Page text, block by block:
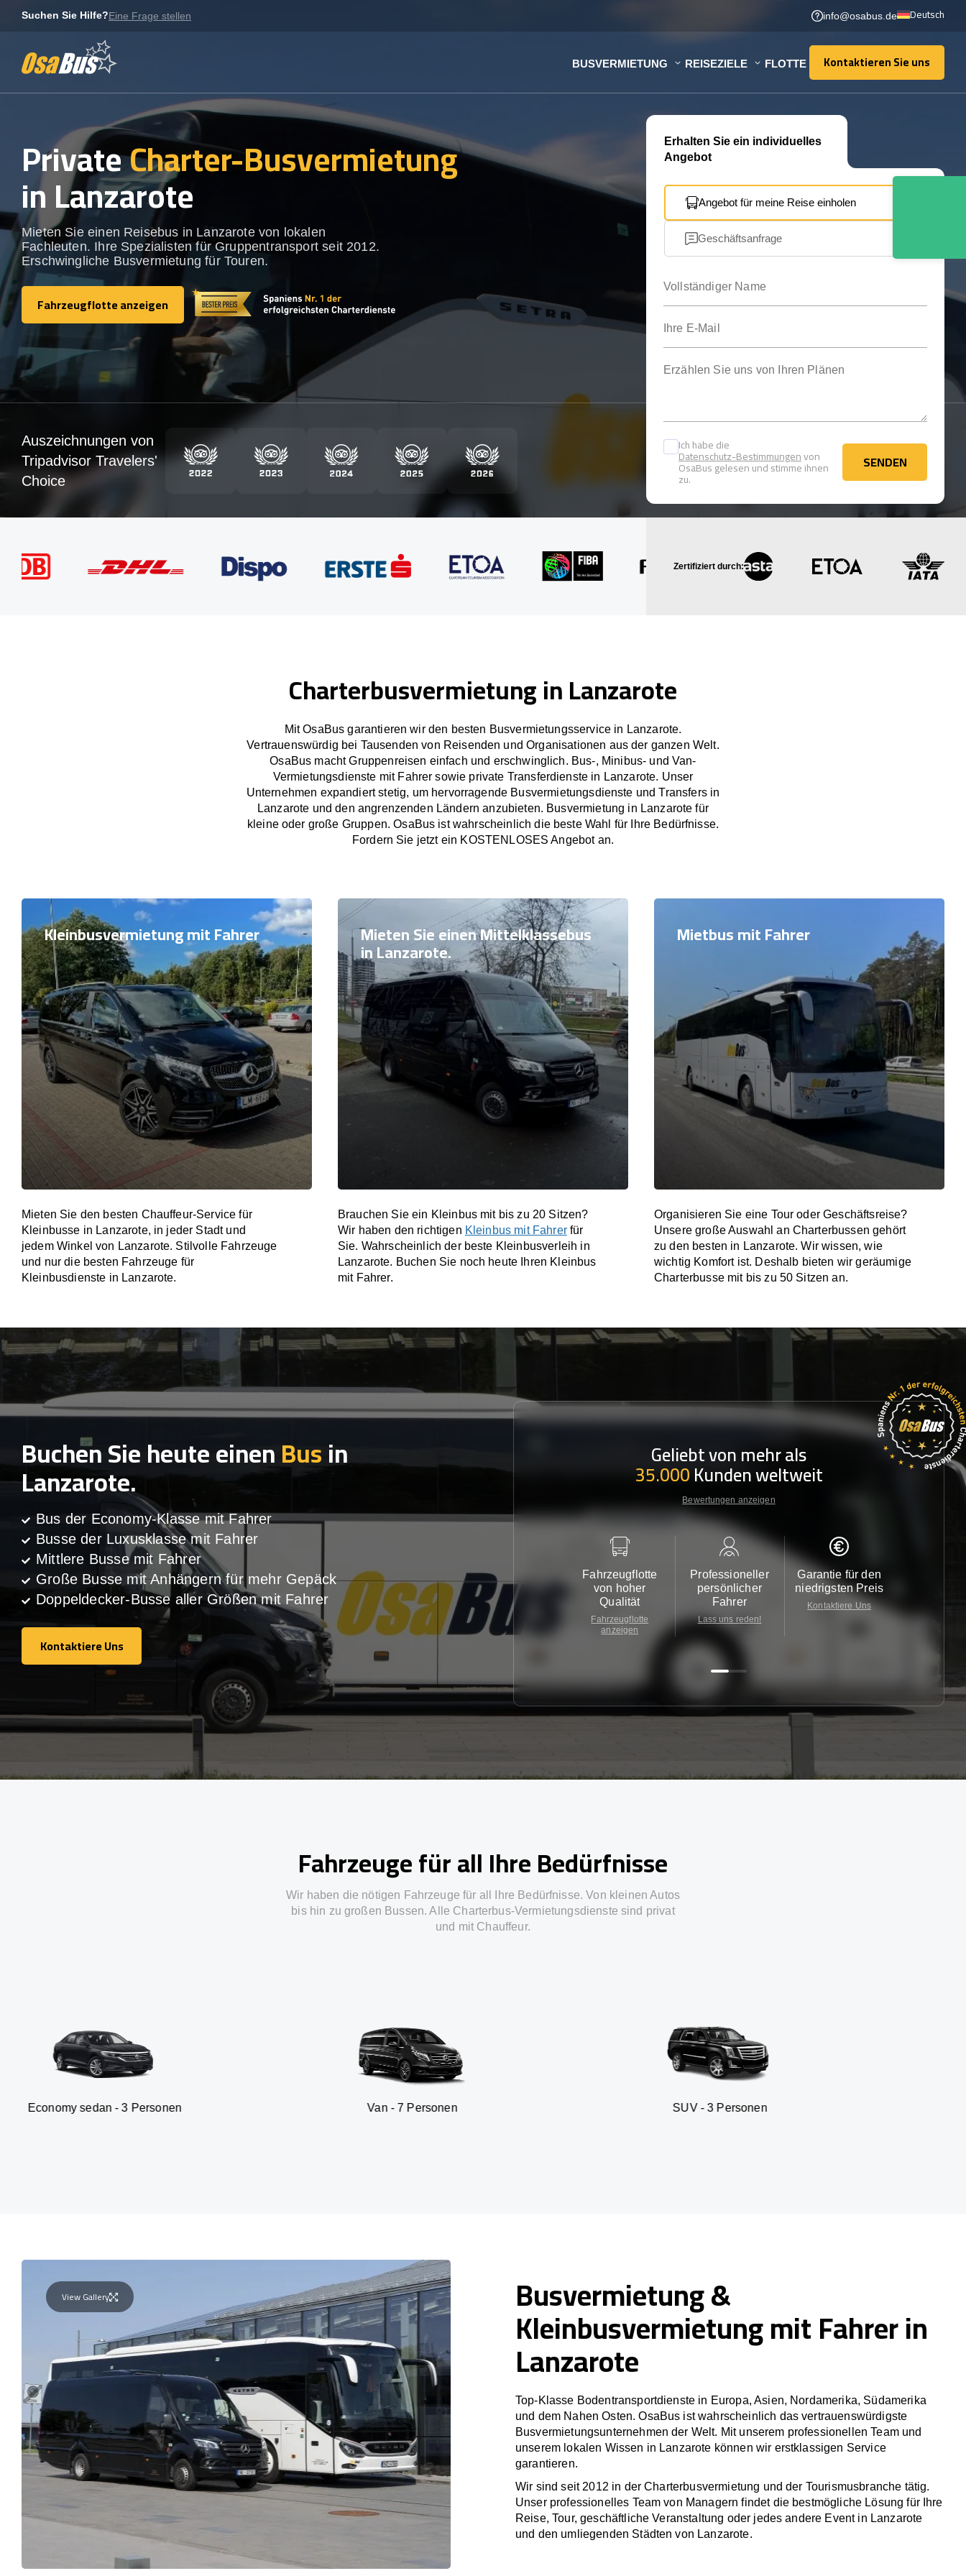
Suchen Sie Hilfe?Eine Frage stellen info@osabus.de Deutsch
BUSVERMIETUNG REISEZIELE FLOTTE Kontaktieren Sie uns
Kontaktieren Sie uns
PrivateCharter-Busvermietung
in Lanzarote
Mieten Sie einen Reisebus in Lanzarote von lokalen
Fachleuten. Ihre Spezialisten für Gruppentransport seit 2012.
Erschwingliche Busvermietung für Touren.
Fahrzeugflotte anzeigen
Fahrzeugflotte anzeigen
Erhalten Sie ein individuelles
Angebot
Angebot für meine Reise einholen
Geschäftsanfrage
Ich habe die
Datenschutz-Bestimmungenvon
OsaBus gelesen und stimme ihnen
zu.
SENDEN
SENDEN
Auszeichnungen von
Tripadvisor Travelers'
Choice
Zertifiziert durch:
Charterbusvermietung in Lanzarote
Mit OsaBus garantieren wir den besten Busvermietungsservice in Lanzarote.
Vertrauenswürdig bei Tausenden von Reisenden und Organisationen aus der ganzen Welt.
OsaBus macht Gruppenreisen einfach und erschwinglich. Bus-, Minibus- und Van-
Vermietungsdienste mit Fahrer sowie private Transferdienste in Lanzarote. Unser
Unternehmen expandiert stetig, um hervorragende Busvermietungsdienste und Transfers in
Lanzarote und den angrenzenden Ländern anzubieten. Busvermietung in Lanzarote für
kleine oder große Gruppen. OsaBus ist wahrscheinlich die beste Wahl für Ihre Bedürfnisse.
Fordern Sie jetzt ein KOSTENLOSES Angebot an.
Kleinbusvermietung mit Fahrer
Mieten Sie den besten Chauffeur-Service für
Kleinbusse in Lanzarote, in jeder Stadt und
jedem Winkel von Lanzarote. Stilvolle Fahrzeuge
und nur die besten Fahrzeuge für
Kleinbusdienste in Lanzarote.
Mieten Sie einen Mittelklassebus
in Lanzarote.
Brauchen Sie ein Kleinbus mit bis zu 20 Sitzen?
Wir haben den richtigen Kleinbus mit Fahrerfür
Sie. Wahrscheinlich der beste Kleinbusverleih in
Lanzarote. Buchen Sie noch heute Ihren Kleinbus
mit Fahrer.
Mietbus mit Fahrer
Organisieren Sie eine Tour oder Geschäftsreise?
Unsere große Auswahl an Charterbussen gehört
zu den besten in Lanzarote. Wir wissen, wie
wichtig Komfort ist. Deshalb bieten wir geräumige
Charterbusse mit bis zu 50 Sitzen an.
Buchen Sie heute einenBusin
Lanzarote.
Bus der Economy-Klasse mit Fahrer
Busse der Luxusklasse mit Fahrer
Mittlere Busse mit Fahrer
Große Busse mit Anhängern für mehr Gepäck
Doppeldecker-Busse aller Größen mit Fahrer
Kontaktiere Uns
Kontaktiere Uns
Geliebt von mehr als
35.000Kunden weltweit
Bewertungen anzeigen
Fahrzeugflotte
von hoher
Qualität
Fahrzeugflotte
anzeigen
Professioneller
persönlicher
Fahrer
Lass uns reden!
Garantie für den
niedrigsten Preis
Kontaktiere Uns
Fahrzeuge für all Ihre Bedürfnisse
Wir haben die nötigen Fahrzeuge für all Ihre Bedürfnisse. Von kleinen Autos
bis hin zu großen Bussen. Alle Charterbus-Vermietungsdienste sind privat
und mit Chauffeur.
sedan - 3 Personen Van - 7 Personen SUV - 3 Personen
View Gallery Busvermietung &
Kleinbusvermietung mit Fahrer in
Lanzarote
Top-Klasse Bodentransportdienste in Europa, Asien, Nordamerika, Südamerika
und dem Nahen Osten. OsaBus ist wahrscheinlich das vertrauenswürdigste
Busvermietungsunternehmen der Welt. Mit unserem professionellen Team und
unserem lokalen Wissen in Lanzarote können wir erstklassigen Service
garantieren.
Wir sind seit 2012 in der Charterbusvermietung und der Tourismusbranche tätig.
Unser professionelles Team von Managern findet die bestmögliche Lösung für Ihre
Reise, Tour, geschäftliche Veranstaltung oder jedes andere Event in Lanzarote
und den umliegenden Städten von Lanzarote.